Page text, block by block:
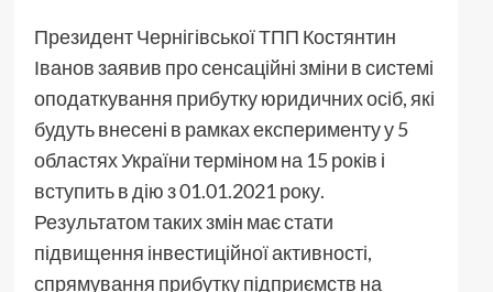
Президент Чернігівської ТПП Костянтин
Іванов заявив про сенсаційні зміни в системі
оподаткування прибутку юридичних осіб, які
будуть внесені в рамках експерименту у 5
областях України терміном на 15 років і
вступить в дію з 01.01.2021 року.
Результатом таких змін має стати
підвищення інвестиційної активності,
спрямування прибутку підприємств на